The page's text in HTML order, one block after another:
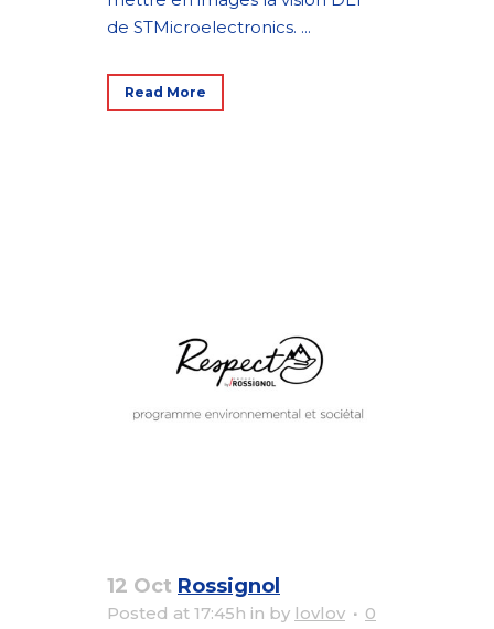
de STMicroelectronics. ...
Read More
12 Oct Rossignol
Posted at 17:45h in by lovlov
0